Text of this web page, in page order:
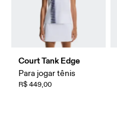
Court Tank Edge
Para jogar tênis
R$ 449,00